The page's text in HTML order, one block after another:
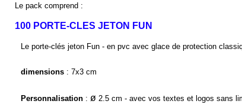
Le pack comprend :
100 PORTE-CLES JETON FUN
Le porte-clés jeton Fun - en pvc avec glace de protection
dimensions : 7x3 cm
Personnalisation : ø 2.5 cm - avec vos textes et logos sans